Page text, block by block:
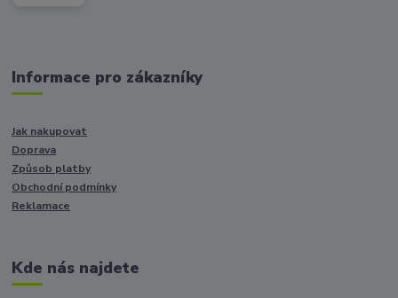
Informace pro zákazníky
Jak nakupovat
Doprava
Způsob platby
Obchodní podmínky
Reklamace
Kde nás najdete